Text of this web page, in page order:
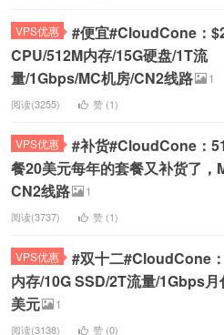
VPS优惠
#便宜#CloudCone：
CPU/512M内存/15G硬盘/1T流
量/1Gbps/MC机房/CN2线路
1
阅读(3255) 赞 (1)
VPS优惠
#补货#CloudCone：
餐20美元每年的套餐又补货了，
CN2线路
1
阅读(3737) 赞 (1)
VPS优惠
#双十二#CloudCone
内存/10G SSD/2T流量/1Gbps
美元
1
阅读(3138) 赞 (0)